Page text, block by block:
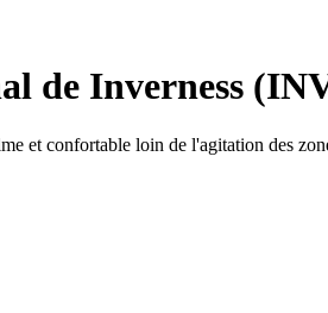
de Inverness
et confortable loin de l'agitation des